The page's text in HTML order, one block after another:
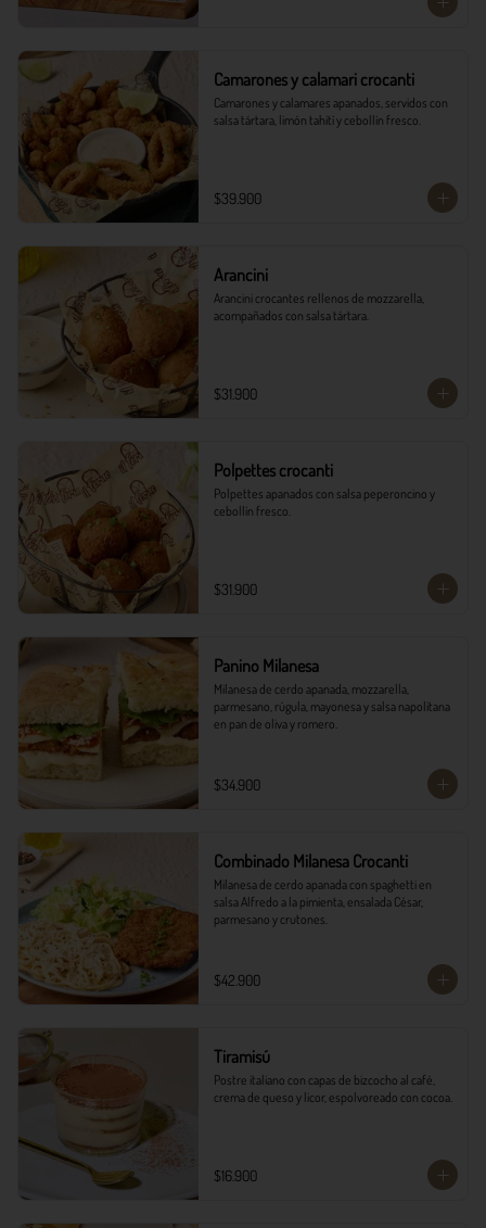
Camarones y calamari crocanti
Camarones y calamares apanados, servidos con
salsa tártara, limón tahití y cebollín fresco.
$39.900
Arancini
Arancini crocantes rellenos de mozzarella,
acompañados con salsa tártara.
$31.900
Polpettes crocanti
Polpettes apanados con salsa peperoncino y
cebollín fresco.
$31.900
Panino Milanesa
Milanesa de cerdo apanada, mozzarella,
parmesano, rúgula, mayonesa y salsa napolitana
en pan de oliva y romero.
$34.900
Combinado Milanesa Crocanti
Milanesa de cerdo apanada con spaghetti en
salsa Alfredo a la pimienta, ensalada César,
parmesano y crutones.
$42.900
Tiramisú
Postre italiano con capas de bizcocho al café,
crema de queso y licor, espolvoreado con cocoa.
$16.900